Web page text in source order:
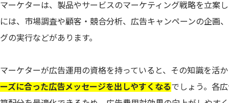
マーケターは、製品やサービスのマーケティング戦略を立案
には、市場調査や顧客・競合分析、広告キャンペーンの企画
グの実行などがあります。
マーケターが広告運用の資格を持っていると、その知識を活
ーズに合った広告メッセージを出しやすくなるでしょう。各